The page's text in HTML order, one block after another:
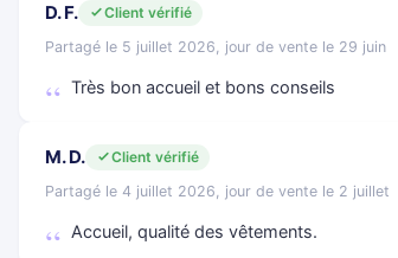
D. F.
Client vérifié
Partagé le 5 juillet 2026, jour de vente le 29 juin
Très bon accueil et bons conseils
M. D.
Client vérifié
Partagé le 4 juillet 2026, jour de vente le 2 juillet
Accueil, qualité des vêtements.